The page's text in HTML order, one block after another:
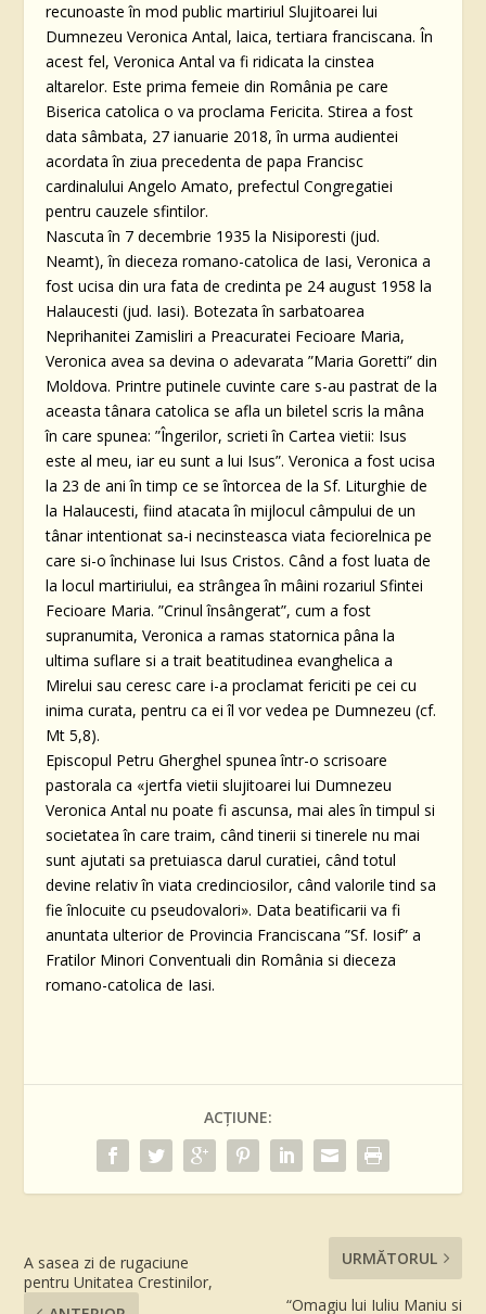
recunoaste în mod public martiriul Slujitoarei lui
Dumnezeu Veronica Antal, laica, tertiara franciscana. În
acest fel, Veronica Antal va fi ridicata la cinstea
altarelor. Este prima femeie din România pe care
Biserica catolica o va proclama Fericita. Stirea a fost
data sâmbata, 27 ianuarie 2018, în urma audientei
acordata în ziua precedenta de papa Francisc
cardinalului Angelo Amato, prefectul Congregatiei
pentru cauzele sfintilor.
Nascuta în 7 decembrie 1935 la Nisiporesti (jud.
Neamt), în dieceza romano-catolica de Iasi, Veronica a
fost ucisa din ura fata de credinta pe 24 august 1958 la
Halaucesti (jud. Iasi). Botezata în sarbatoarea
Neprihanitei Zamisliri a Preacuratei Fecioare Maria,
Veronica avea sa devina o adevarata ”Maria Goretti” din
Moldova. Printre putinele cuvinte care s-au pastrat de la
aceasta tânara catolica se afla un biletel scris la mâna
în care spunea: ”Îngerilor, scrieti în Cartea vietii: Isus
este al meu, iar eu sunt a lui Isus”. Veronica a fost ucisa
la 23 de ani în timp ce se întorcea de la Sf. Liturghie de
la Halaucesti, fiind atacata în mijlocul câmpului de un
tânar intentionat sa-i necinsteasca viata feciorelnica pe
care si-o închinase lui Isus Cristos. Când a fost luata de
la locul martiriului, ea strângea în mâini rozariul Sfintei
Fecioare Maria. ”Crinul însângerat”, cum a fost
supranumita, Veronica a ramas statornica pâna la
ultima suflare si a trait beatitudinea evanghelica a
Mirelui sau ceresc care i-a proclamat fericiti pe cei cu
inima curata, pentru ca ei îl vor vedea pe Dumnezeu (cf.
Mt 5,8).
Episcopul Petru Gherghel spunea într-o scrisoare
pastorala ca «jertfa vietii slujitoarei lui Dumnezeu
Veronica Antal nu poate fi ascunsa, mai ales în timpul si
societatea în care traim, când tinerii si tinerele nu mai
sunt ajutati sa pretuiasca darul curatiei, când totul
devine relativ în viata credinciosilor, când valorile tind sa
fie înlocuite cu pseudovalori». Data beatificarii va fi
anuntata ulterior de Provincia Franciscana ”Sf. Iosif” a
Fratilor Minori Conventuali din România si dieceza
romano-catolica de Iasi.
ACȚIUNE:
A sasea zi de rugaciune
pentru Unitatea Crestinilor,
URMĂTORUL
“Omagiu lui Iuliu Maniu si